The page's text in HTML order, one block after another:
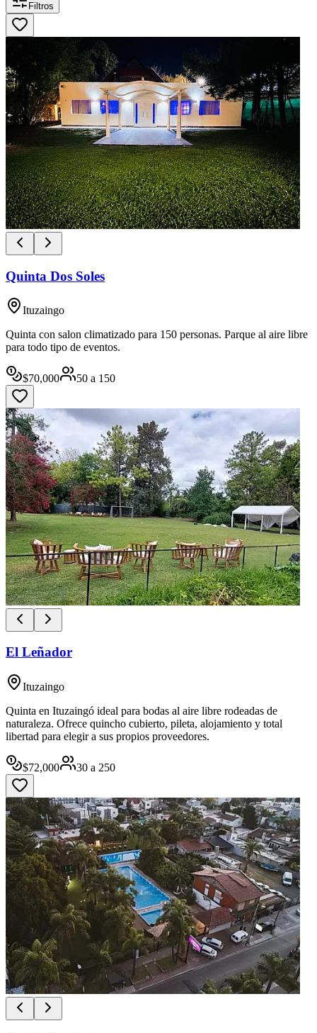
Filtros
Quinta Dos Soles
Ituzaingo
Quinta con salon climatizado para 150 personas. Parque al aire libre
para todo tipo de eventos.
$70,000 50 a 150
El Leñador
Ituzaingo
Quinta en Ituzaingó ideal para bodas al aire libre rodeadas de
naturaleza. Ofrece quincho cubierto, pileta, alojamiento y total
libertad para elegir a sus propios proveedores.
$72,000 30 a 250